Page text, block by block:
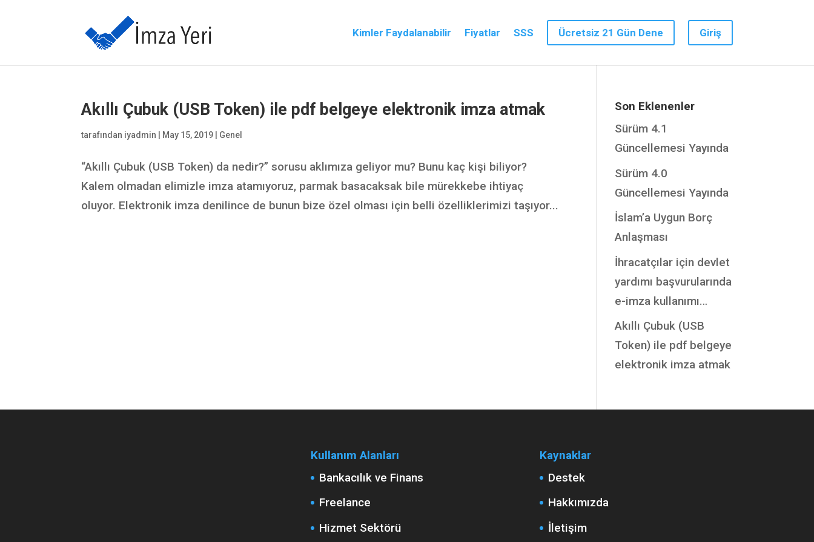
Kimler Faydalanabilir Fiyatlar SSS Ücretsiz 21 Gün Dene Giriş
Akıllı Çubuk (USB Token) ile pdf belgeye elektronik imza atmak
tarafından iyadmin May 15, 2019 Genel
“Akıllı Çubuk (USB Token) da nedir?” sorusu aklımıza geliyor mu? Bunu kaç kişi biliyor?
Kalem olmadan elimizle imza atamıyoruz, parmak basacaksak bile mürekkebe ihtiyaç
oluyor. Elektronik imza denilince de bunun bize özel olması için belli özelliklerimizi taşıyor...
Son Eklenenler
Sürüm 4.1
Güncellemesi Yayında
Sürüm 4.0
Güncellemesi Yayında
İslam’a Uygun Borç
Anlaşması
İhracatçılar için devlet
yardımı başvurularında
e-imza kullanımı…
Akıllı Çubuk (USB
Token) ile pdf belgeye
elektronik imza atmak
Kullanım Alanları
Bankacılık ve Finans
Freelance
Hizmet Sektörü
Kaynaklar
Destek
Hakkımızda
İletişim